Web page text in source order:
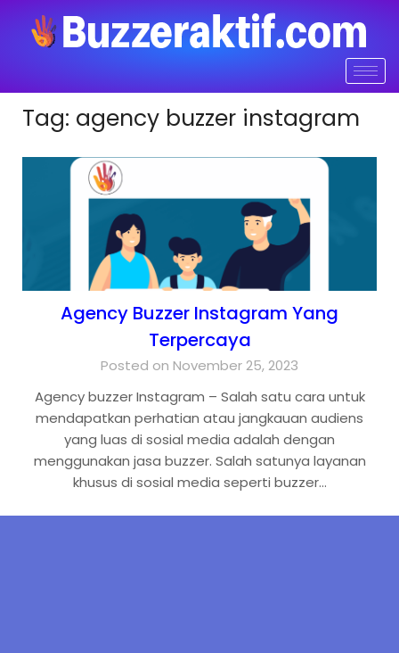
Tag: agency buzzer instagram
Agency Buzzer Instagram Yang
Terpercaya
Posted on November 25, 2023
Agency buzzer Instagram – Salah satu cara untuk
mendapatkan perhatian atau jangkauan audiens
yang luas di sosial media adalah dengan
menggunakan jasa buzzer. Salah satunya layanan
khusus di sosial media seperti buzzer…